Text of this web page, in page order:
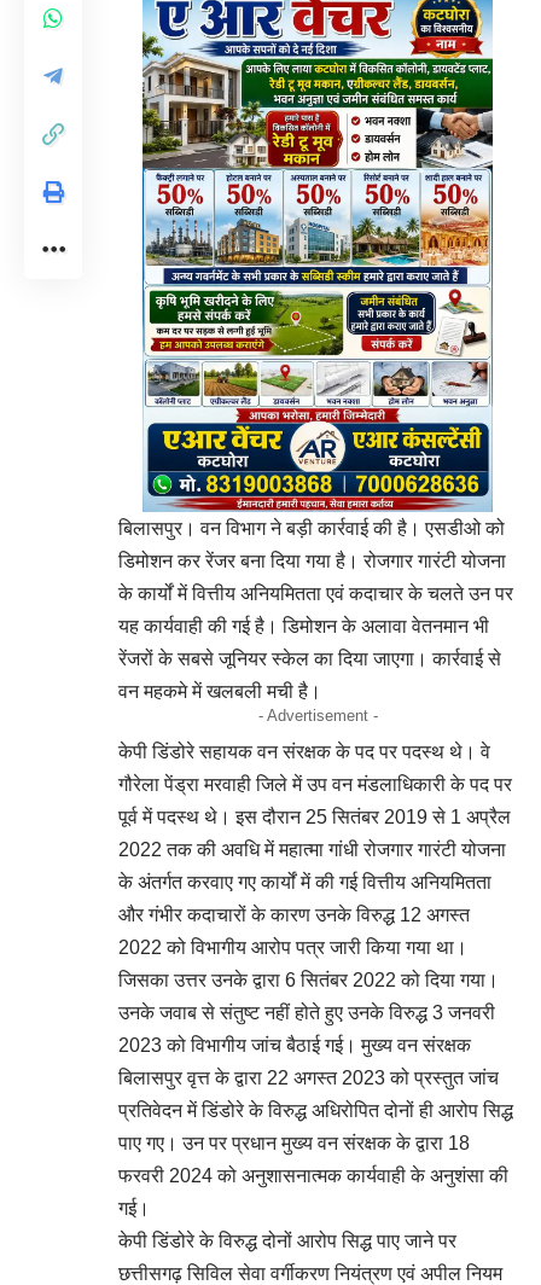
बिलासपुर। वन विभाग ने बड़ी कार्रवाई की है। एसडीओ को
डिमोशन कर रेंजर बना दिया गया है। रोजगार गारंटी योजना
के कार्यों में वित्तीय अनियमितता एवं कदाचार के चलते उन पर
यह कार्यवाही की गई है। डिमोशन के अलावा वेतनमान भी
रेंजरों के सबसे जूनियर स्केल का दिया जाएगा। कार्रवाई से
वन महकमे में खलबली मची है।
- Advertisement -
केपी डिंडोरे सहायक वन संरक्षक के पद पर पदस्थ थे। वे
गौरेला पेंड्रा मरवाही जिले में उप वन मंडलाधिकारी के पद पर
पूर्व में पदस्थ थे। इस दौरान 25 सितंबर 2019 से 1 अप्रैल
2022 तक की अवधि में महात्मा गांधी रोजगार गारंटी योजना
के अंतर्गत करवाए गए कार्यों में की गई वित्तीय अनियमितता
और गंभीर कदाचारों के कारण उनके विरुद्ध 12 अगस्त
2022 को विभागीय आरोप पत्र जारी किया गया था।
जिसका उत्तर उनके द्वारा 6 सितंबर 2022 को दिया गया।
उनके जवाब से संतुष्ट नहीं होते हुए उनके विरुद्ध 3 जनवरी
2023 को विभागीय जांच बैठाई गई। मुख्य वन संरक्षक
बिलासपुर वृत्त के द्वारा 22 अगस्त 2023 को प्रस्तुत जांच
प्रतिवेदन में डिंडोरे के विरुद्ध अधिरोपित दोनों ही आरोप सिद्ध
पाए गए। उन पर प्रधान मुख्य वन संरक्षक के द्वारा 18
फरवरी 2024 को अनुशासनात्मक कार्यवाही के अनुशंसा की
गई।
केपी डिंडोरे के विरुद्ध दोनों आरोप सिद्ध पाए जाने पर
छत्तीसगढ़ सिविल सेवा वर्गीकरण नियंत्रण एवं अपील नियम